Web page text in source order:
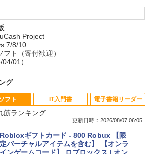
Project
7/8/10
フト（寄付歓迎）
01）
グ
Apple 2026 MacBook Neo A18 Proチッ
プ搭載13インチノートブック：AIとAppl
フト
筋ランキング
更新日時：2026/08/07 06:05
Robloxギフトカード - 800 Robux 【限
定バーチャルアイテムを含む】 【オンラ
IT入門書 電子書籍リーダー